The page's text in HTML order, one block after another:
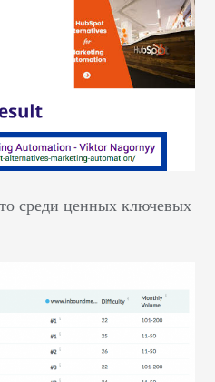
среди ценных ключевых